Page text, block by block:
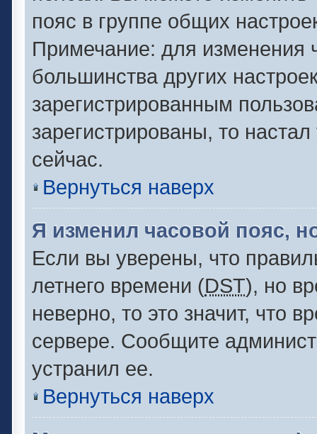
пояс в группе общих
Примечание: для изменения
большинства других
зарегистрированным
зарегистрированы, то
сейчас.
Вернуться наверх
Я изменил часовой пояс,
Если вы уверены, что
летнего времени (DST), но
неверно, то это значит, что
сервере. Сообщите
устранил ее.
Вернуться наверх